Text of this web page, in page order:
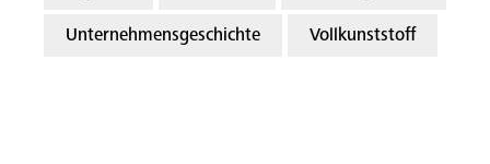
Unternehmensgeschichte Vollkunststoff